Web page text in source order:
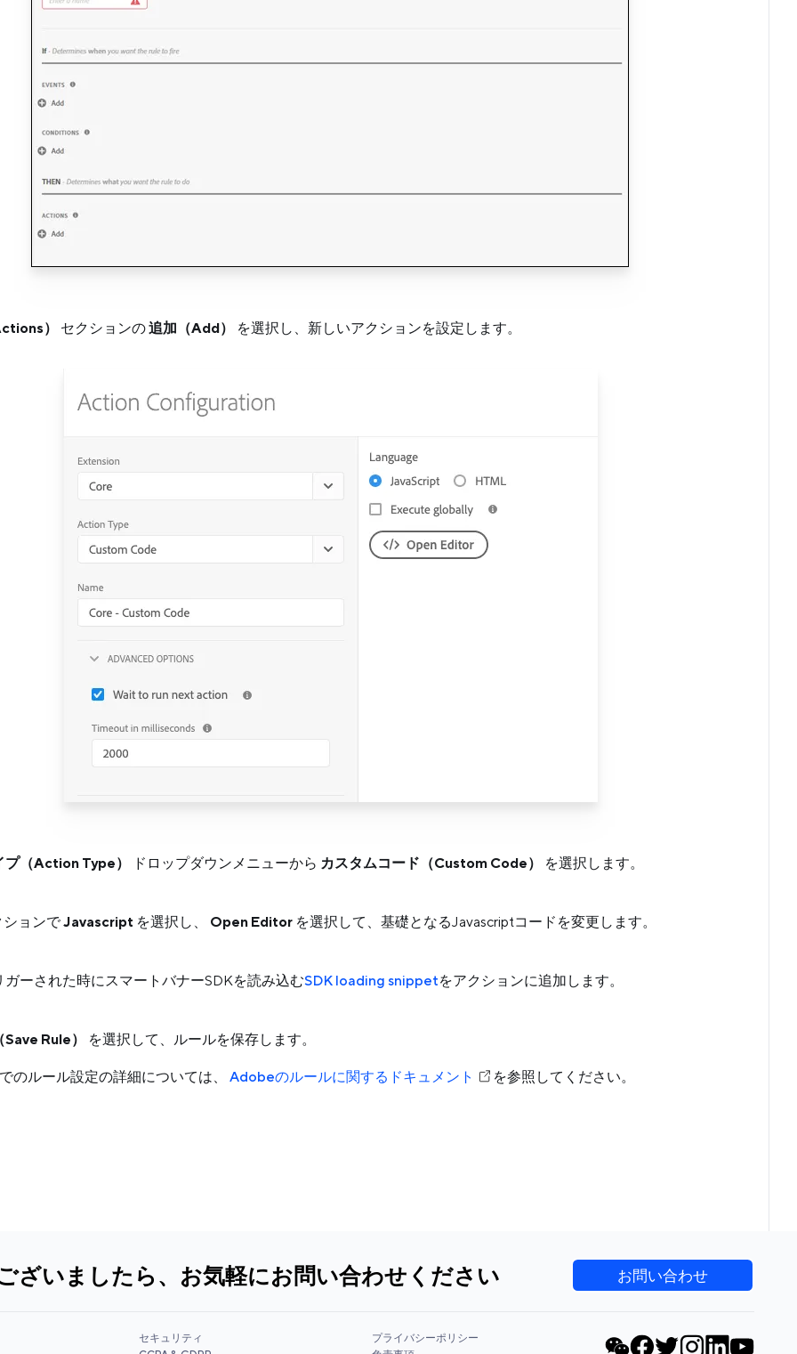
） セクションの追加（Add） を選択し、新しいアクションを設定します。
プ（Action Type） ドロップダウンメニューから カスタムコード（Custom Code） を選択します。
ションでJavascript を選択し、 Open Editor を選択して、基礎となるJavascriptコードを変更します。
ガーされた時にスマートバナーSDKを読み込むSDK loading snippetをアクションに追加します。
Rule） を選択して、ルールを保存します。
のルール設定の詳細については、 Adobeのルールに関するドキュメント を参照してください。
ざいましたら、お気軽にお問い合わせください お問い合わせ
セキュリティ
プライバシーポリシー